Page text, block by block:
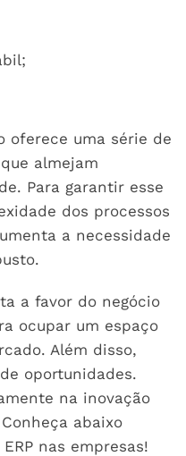
oferece uma série de
almejam
Para garantir esse
dos processos
a necessidade
a favor do negócio
ocupar um espaço
Além disso,
oportunidades.
na inovação
abaixo
nas empresas!